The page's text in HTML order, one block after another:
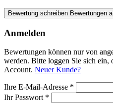
Bewertung schreiben Bewertungen
Anmelden
Bewertungen können nur von
werden. Bitte loggen Sie sich ein,
Account. Neuer Kunde?
Ihre E-Mail-Adresse *
Ihr Passwort *